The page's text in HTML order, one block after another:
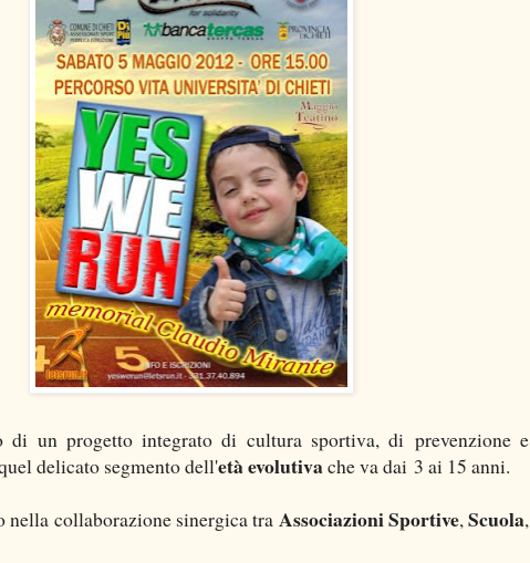
di un progetto integrato di cultura sportiva, di prevenzione e
delicato segmento dell'età evolutivache va dai 3 ai 15 anni.
collaborazione sinergica tra Associazioni Sportive,Scuola,